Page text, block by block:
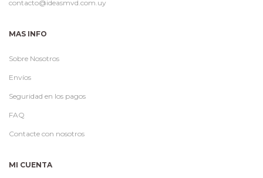
contacto@ideasmvd.com.uy
MAS INFO
Sobre Nosotros
Envíos
Seguridad en los pagos
FAQ
Contacte con nosotros
MI CUENTA